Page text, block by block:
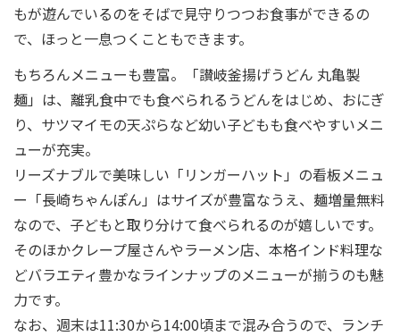
もが遊んでいるのをそばで見守りつつお食事ができるの
で、ほっと一息つくこともできます。
もちろんメニューも豊富。「讃岐釜揚げうどん 丸亀製
麺」は、離乳食中でも食べられるうどんをはじめ、おにぎ
り、サツマイモの天ぷらなど幼い子どもも食べやすいメニ
ューが充実。
リーズナブルで美味しい「リンガーハット」の看板メニュ
ー「長崎ちゃんぽん」はサイズが豊富なうえ、麺増量無料
なので、子どもと取り分けて食べられるのが嬉しいです。
そのほかクレープ屋さんやラーメン店、本格インド料理な
どバラエティ豊かなラインナップのメニューが揃うのも魅
力です。
なお、週末は11:30から14:00頃まで混み合うので、ランチ